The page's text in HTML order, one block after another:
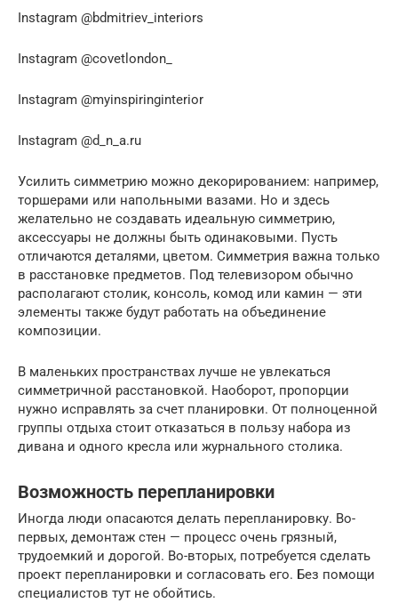
Instagram @bdmitriev_interiors
Instagram @covetlondon_
Instagram @myinspiringinterior
Instagram @d_n_a.ru
Усилить симметрию можно декорированием: например,
торшерами или напольными вазами. Но и здесь
желательно не создавать идеальную симметрию,
аксессуары не должны быть одинаковыми. Пусть
отличаются деталями, цветом. Симметрия важна только
в расстановке предметов. Под телевизором обычно
располагают столик, консоль, комод или камин — эти
элементы также будут работать на объединение
композиции.
В маленьких пространствах лучше не увлекаться
симметричной расстановкой. Наоборот, пропорции
нужно исправлять за счет планировки. От полноценной
группы отдыха стоит отказаться в пользу набора из
дивана и одного кресла или журнального столика.
Возможность перепланировки
Иногда люди опасаются делать перепланировку. Во-
первых, демонтаж стен — процесс очень грязный,
трудоемкий и дорогой. Во-вторых, потребуется сделать
проект перепланировки и согласовать его. Без помощи
специалистов тут не обойтись.